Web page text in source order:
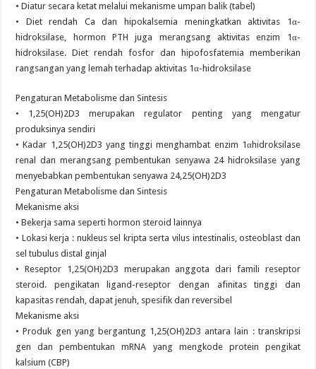
• Diatur secara ketat melalui mekanisme umpan balik (tabel)
• Diet rendah Ca dan hipokalsemia meningkatkan aktivitas 1α-
hidroksilase, hormon PTH juga merangsang aktivitas enzim 1α-
hidroksilase. Diet rendah fosfor dan hipofosfatemia memberikan
rangsangan yang lemah terhadap aktivitas 1α-hidroksilase
Pengaturan Metabolisme dan Sintesis
• 1,25(OH)2D3 merupakan regulator penting yang mengatur
produksinya sendiri
• Kadar 1,25(OH)2D3 yang tinggi menghambat enzim 1αhidroksilase
renal dan merangsang pembentukan senyawa 24 hidroksilase yang
menyebabkan pembentukan senyawa 24,25(OH)2D3
Pengaturan Metabolisme dan Sintesis
Mekanisme aksi
• Bekerja sama seperti hormon steroid lainnya
• Lokasi kerja : nukleus sel kripta serta vilus intestinalis, osteoblast dan
sel tubulus distal ginjal
• Reseptor 1,25(OH)2D3 merupakan anggota dari famili reseptor
steroid. pengikatan ligand-reseptor dengan afinitas tinggi dan
kapasitas rendah, dapat jenuh, spesifik dan reversibel
Mekanisme aksi
• Produk gen yang bergantung 1,25(OH)2D3 antara lain : transkripsi
gen dan pembentukan mRNA yang mengkode protein pengikat
kalsium (CBP)